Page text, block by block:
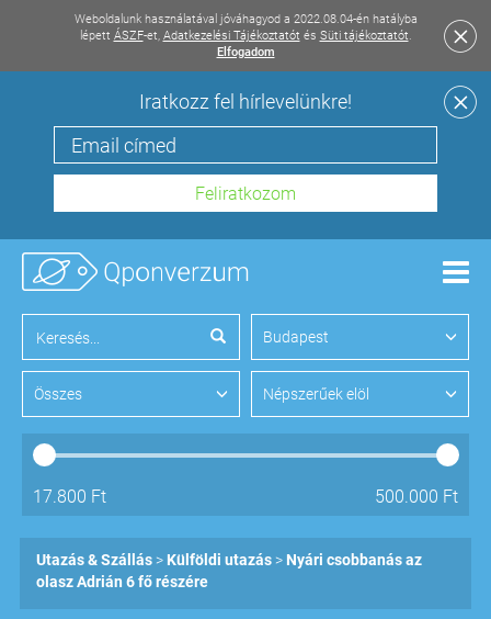
Weboldalunk használatával jóváhagyod a 2022.08.04-én hatályba
lépett ÁSZF-et, Adatkezelési Tájékoztatót és Süti tájékoztatót.
Elfogadom
Iratkozz fel hírlevelünkre!
Budapest
Összes Népszerűek elöl
17.800 Ft 500.000 Ft
Utazás & Szállás Külföldi utazás
Nyári csobbanás az
olasz Adrián 6 fő részére